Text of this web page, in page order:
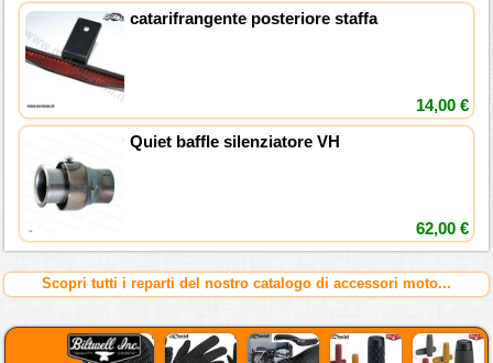
catarifrangente posteriore staffa
14,00 €
Quiet baffle silenziatore VH
62,00 €
Scopri tutti i reparti del nostro catalogo di accessori moto...